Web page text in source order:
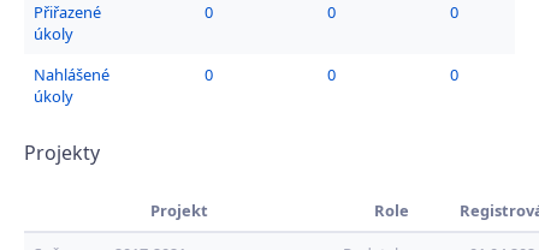
Přiřazené
úkoly
0 0 0
Nahlášené
úkoly
0 0 0
Projekty
Projekt Role